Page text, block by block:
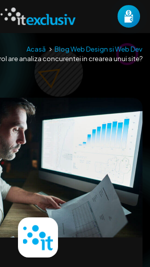
Acasă
Blog Web Design si Web Dev
are analiza concurentei in crearea unui site?